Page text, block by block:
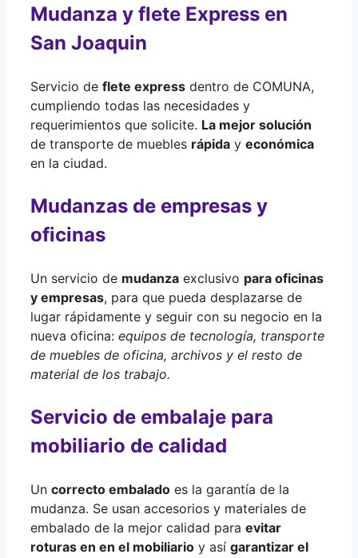
Mudanza y flete Express en
San Joaquin
Servicio de flete express dentro de COMUNA,
cumpliendo todas las necesidades y
requerimientos que solicite. La mejor solución
de transporte de muebles rápida y económica
en la ciudad.
Mudanzas de empresas y
oficinas
Un servicio de mudanza exclusivo para oficinas
y empresas, para que pueda desplazarse de
lugar rápidamente y seguir con su negocio en la
nueva oficina: equipos de tecnología, transporte
de muebles de oficina, archivos y el resto de
material de los trabajo.
Servicio de embalaje para
mobiliario de calidad
Un correcto embalado es la garantía de la
mudanza. Se usan accesorios y materiales de
embalado de la mejor calidad para evitar
roturas en en el mobiliario y así garantizar el